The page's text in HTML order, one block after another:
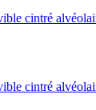
cintré
cintré